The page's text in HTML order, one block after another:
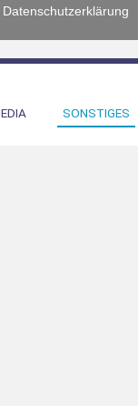
Datenschutzerklärung
SONSTIGES